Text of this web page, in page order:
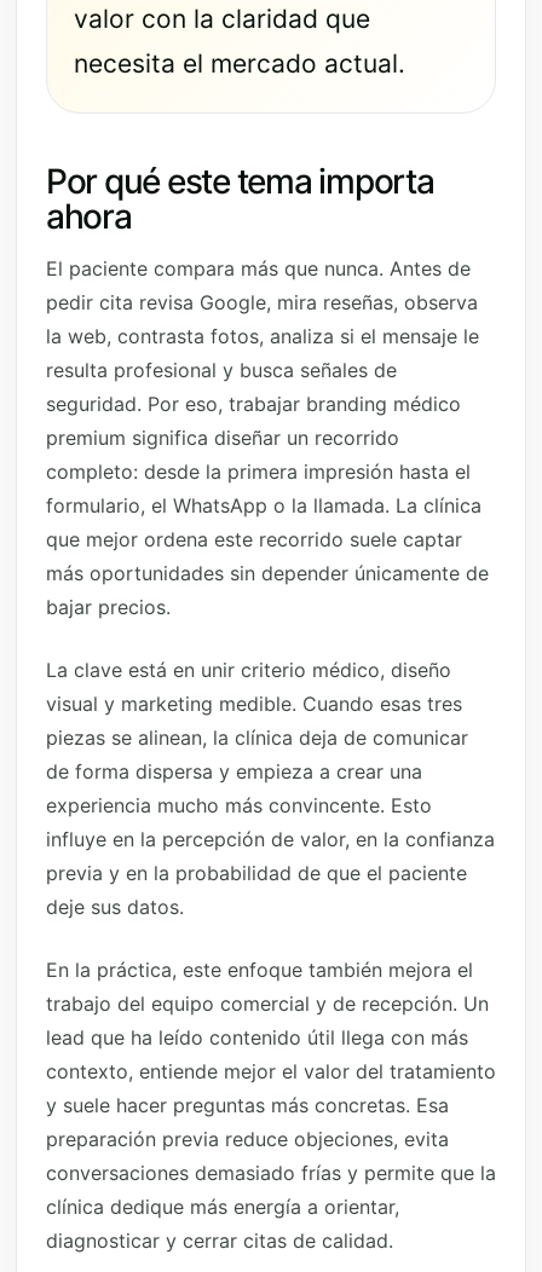
valor con la claridad que
necesita el mercado actual.
Por qué este tema importa
ahora
El paciente compara más que nunca. Antes de
pedir cita revisa Google, mira reseñas, observa
la web, contrasta fotos, analiza si el mensaje le
resulta profesional y busca señales de
seguridad. Por eso, trabajar branding médico
premium significa diseñar un recorrido
completo: desde la primera impresión hasta el
formulario, el WhatsApp o la llamada. La clínica
que mejor ordena este recorrido suele captar
más oportunidades sin depender únicamente de
bajar precios.
La clave está en unir criterio médico, diseño
visual y marketing medible. Cuando esas tres
piezas se alinean, la clínica deja de comunicar
de forma dispersa y empieza a crear una
experiencia mucho más convincente. Esto
influye en la percepción de valor, en la confianza
previa y en la probabilidad de que el paciente
deje sus datos.
En la práctica, este enfoque también mejora el
trabajo del equipo comercial y de recepción. Un
lead que ha leído contenido útil llega con más
contexto, entiende mejor el valor del tratamiento
y suele hacer preguntas más concretas. Esa
preparación previa reduce objeciones, evita
conversaciones demasiado frías y permite que la
clínica dedique más energía a orientar,
diagnosticar y cerrar citas de calidad.